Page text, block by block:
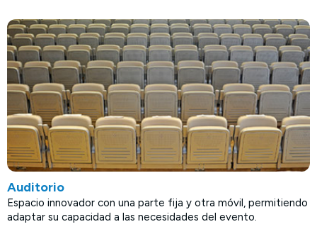
Auditorio
Espacio innovador con una parte fija y otra móvil, permitiendo
adaptar su capacidad a las necesidades del evento.